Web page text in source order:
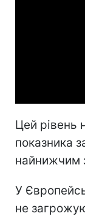
Цей рівень
показника
найнижчим
У
не